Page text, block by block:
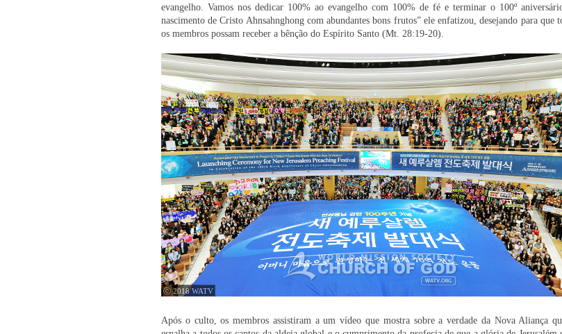
evangelho. Vamos nos dedicar 100% ao evangelho com 100% de fé e terminar o 100º
nascimento de Cristo Ahnsahnghong com abundantes bons frutos” ele enfatizou, desejando para que
os membros possam receber a bênção do Espírito Santo (Mt. 28:19-20).
ⓒ 2018 WATV
Após o culto, os membros assistiram a um vídeo que mostra sobre a verdade da Nova Aliança